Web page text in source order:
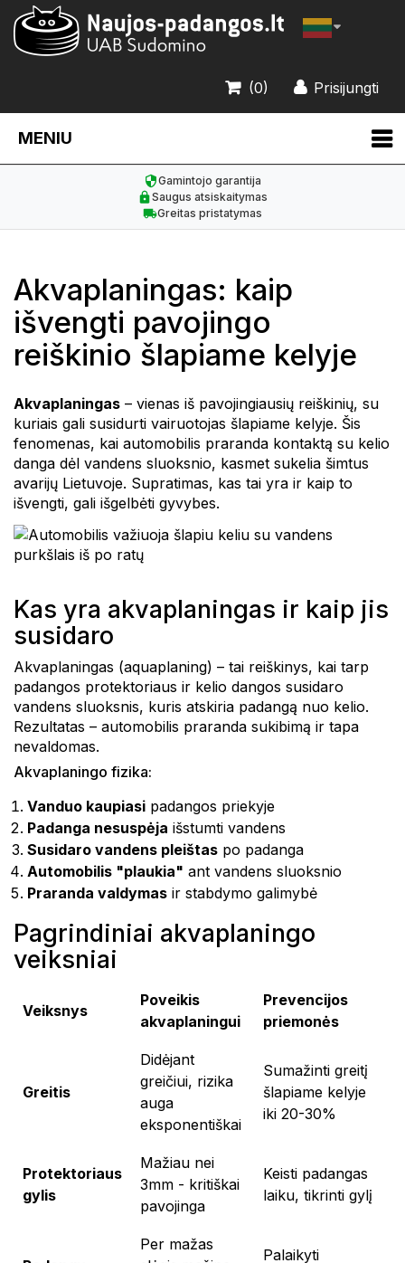
Prisijungti
(0)
MENIU
Gamintojo garantija
Saugus atsiskaitymas
Greitas pristatymas
Akvaplaningas: kaip
išvengti pavojingo
reiškinio šlapiame kelyje
Akvaplaningas – vienas iš pavojingiausių reiškinių, su
kuriais gali susidurti vairuotojas šlapiame kelyje. Šis
fenomenas, kai automobilis praranda kontaktą su kelio
danga dėl vandens sluoksnio, kasmet sukelia šimtus
avarijų Lietuvoje. Supratimas, kas tai yra ir kaip to
išvengti, gali išgelbėti gyvybes.
Kas yra akvaplaningas ir kaip jis
susidaro
Akvaplaningas (aquaplaning) – tai reiškinys, kai tarp
padangos protektoriaus ir kelio dangos susidaro
vandens sluoksnis, kuris atskiria padangą nuo kelio.
Rezultatas – automobilis praranda sukibimą ir tapa
nevaldomas.
Akvaplaningo fizika:
Vanduo kaupiasi padangos priekyje
Padanga nesuspėja išstumti vandens
Susidaro vandens pleištas po padanga
Automobilis "plaukia" ant vandens sluoksnio
Praranda valdymas ir stabdymo galimybė
Pagrindiniai akvaplaningo
veiksniai
Veiksnys
Poveikis
akvaplaningui
Prevencijos
priemonės
Greitis
Didėjant
greičiui, rizika
auga
eksponentiškai
Sumažinti greitį
šlapiame kelyje
iki 20-30%
Protektoriaus
gylis
Mažiau nei
3mm - kritiškai
pavojinga
Keisti padangas
laiku, tikrinti gylį
Per mažas
Palaikyti